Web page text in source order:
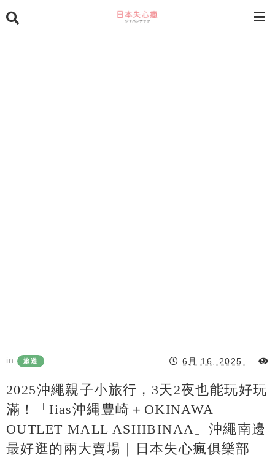
in 旅遊 6月 16, 2025
2025沖繩親子小旅行，3天2夜也能玩好玩
滿！「iias沖縄豊崎＋OKINAWA
OUTLET MALL ASHIBINAA」沖繩南邊
最好逛的兩大賣場｜日本失心瘋俱樂部